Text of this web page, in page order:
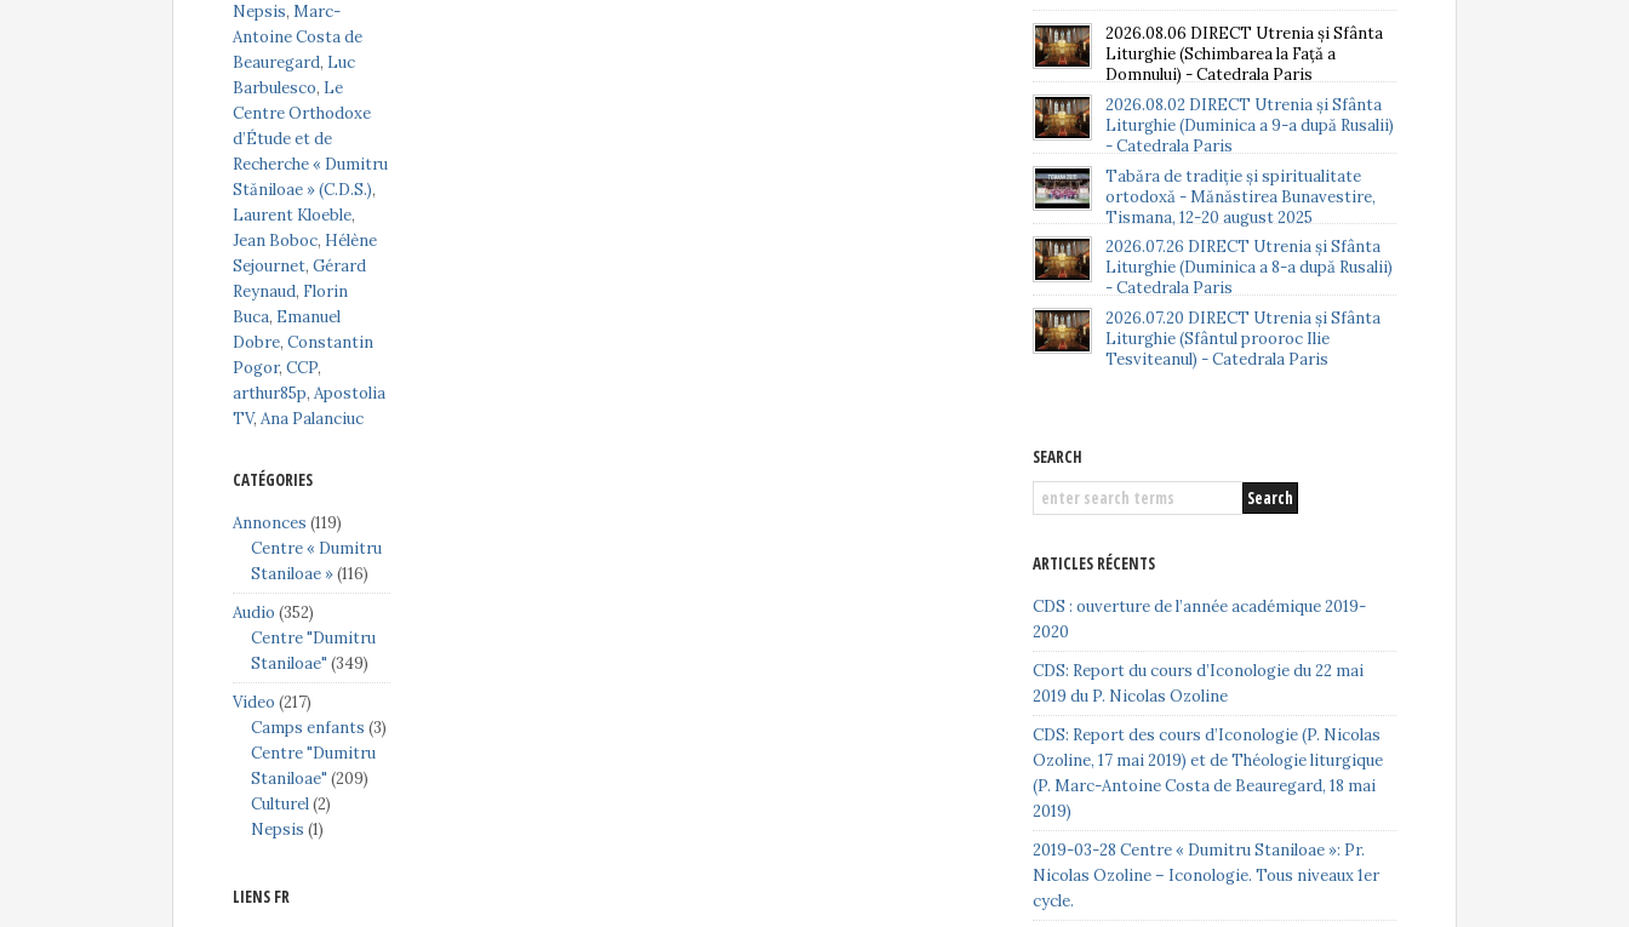
Nepsis, Marc-
Antoine Costa de
Beauregard, Luc
Barbulesco, Le
Centre Orthodoxe
d’Étude et de
Recherche « Dumitru
Stăniloae » (C.D.S.),
Laurent Kloeble,
Jean Boboc, Hélène
Sejournet, Gérard
Reynaud, Florin
Buca, Emanuel
Dobre, Constantin
Pogor, CCP,
arthur85p, Apostolia
TV, Ana Palanciuc
CATÉGORIES
Annonces (119)
Centre « Dumitru
Staniloae »(116)
Audio (352)
Centre "Dumitru
Staniloae" (349)
Video (217)
Camps enfants (3)
Centre "Dumitru
Staniloae" (209)
Culturel(2)
Nepsis (1)
LIENS FR
2026.08.06 DIRECT Utrenia și Sfânta
Liturghie (Schimbarea la Față a
Domnului) - Catedrala Paris
2026.08.02 DIRECT Utrenia și Sfânta
Liturghie (Duminica a 9-a după Rusalii)
- Catedrala Paris
Tabăra de tradiție și spiritualitate
ortodoxă - Mănăstirea Bunavestire,
Tismana, 12-20 august 2025
2026.07.26 DIRECT Utrenia și Sfânta
Liturghie (Duminica a 8-a după Rusalii)
- Catedrala Paris
2026.07.20 DIRECT Utrenia și Sfânta
Liturghie (Sfântul prooroc Ilie
Tesviteanul) - Catedrala Paris
SEARCH
ARTICLES RÉCENTS
CDS : ouverture de l’année académique 2019-
2020
CDS: Report du cours d’Iconologie du 22 mai
2019 du P. Nicolas Ozoline
CDS: Report des cours d’Iconologie (P. Nicolas
Ozoline, 17 mai 2019) et de Théologie liturgique
(P. Marc-Antoine Costa de Beauregard, 18 mai
2019)
2019-03-28 Centre « Dumitru Staniloae »: Pr.
Nicolas Ozoline – Iconologie. Tous niveaux 1er
cycle.